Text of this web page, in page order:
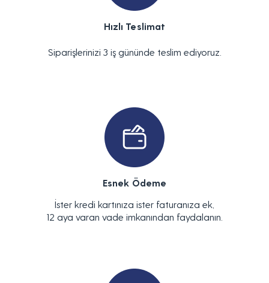
Hızlı Teslimat
Siparişlerinizi 3 iş gününde teslim ediyoruz.
Esnek Ödeme
İster kredi kartınıza ister faturanıza ek,
12 aya varan vade imkanından faydalanın.